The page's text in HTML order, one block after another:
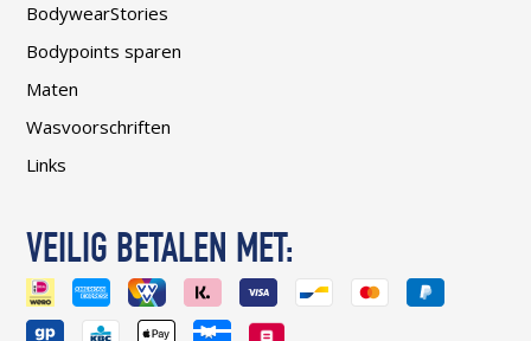
BodywearStories
Bodypoints sparen
Maten
Wasvoorschriften
Links
VEILIG BETALEN MET: